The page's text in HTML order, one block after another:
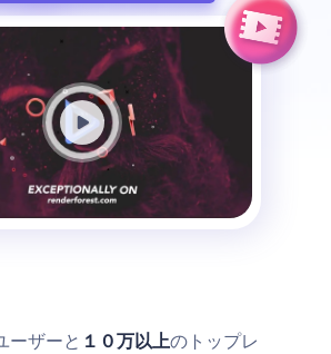
ーザーと １０万以上のトップレ